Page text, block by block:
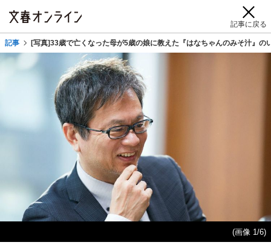
記事に戻る
記事 [写真]33歳で亡くなった母が5歳の娘に教えた『はなちゃんのみそ汁』の
(画像 1/6)